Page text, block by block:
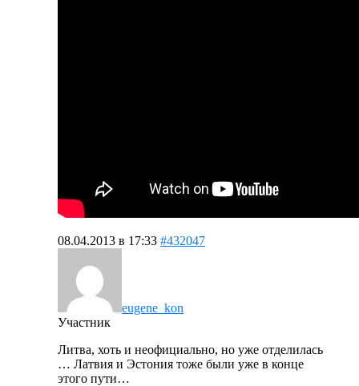
08.04.2013 в 17:33 #432047
eugene_kon
Участник
Литва, хоть и неофициально, но уже отделилась
… Латвия и Эстония тоже были уже в конце
этого пути…